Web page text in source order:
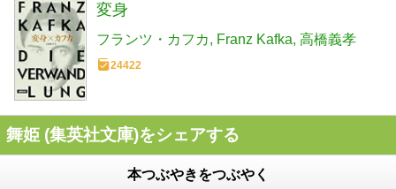
変身
フランツ・カフカ Franz Kafka 高橋義孝
24422
舞姫 (集英社文庫)をシェアする
本つぶやきをつぶやく